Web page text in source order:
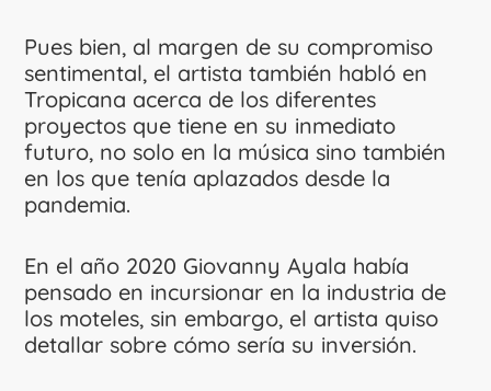
Pues bien, al margen de su compromiso
sentimental, el artista también habló en
Tropicana acerca de los diferentes
proyectos que tiene en su inmediato
futuro, no solo en la música sino también
en los que tenía aplazados desde la
pandemia.
En el año 2020 Giovanny Ayala había
pensado en incursionar en la industria de
los moteles, sin embargo, el artista quiso
detallar sobre cómo sería su inversión.